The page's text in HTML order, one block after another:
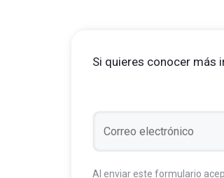
Si quieres conocer más
Al enviar este formulario